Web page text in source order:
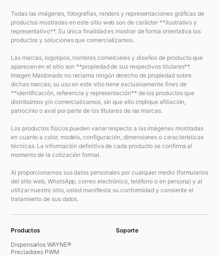
Todas las imágenes, fotografías, renders y representaciones gráficas de
productos mostradas en este sitio web son de carácter **ilustrativo y
representativo**. Su única finalidad es mostrar de forma orientativa los
productos y soluciones que comercializamos.
Las marcas, logotipos, nombres comerciales y diseños de producto que
aparecen en el sitio son **propiedad de sus respectivos titulares**.
Imagen Maldonado no reclama ningún derecho de propiedad sobre
dichas marcas; su uso en este sitio tiene exclusivamente fines de
**identificación, referencia y representación** de los productos que
distribuimos y/o comercializamos, sin que ello implique afiliación,
patrocinio o aval por parte de los titulares de las marcas.
Los productos físicos pueden variar respecto a las imágenes mostradas
en cuanto a color, modelo, configuración, dimensiones o características
técnicas. La información definitiva de cada producto se confirma al
momento de la cotización formal.
Al proporcionarnos sus datos personales por cualquier medio (formularios
del sitio web, WhatsApp, correo electrónico, teléfono o en persona) y al
utilizar nuestro sitio, usted manifiesta su conformidad y consiente el
tratamiento de sus datos.
Productos
Dispensarios WAYNE®
Preciadores PWM
Soporte